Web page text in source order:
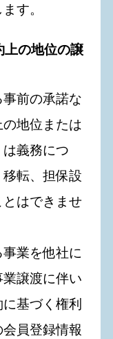
す。
の地位の譲
前の承諾な
地位または
義務につ
転、担保設
はできませ
業を他社に
譲渡に伴い
基づく権利
員登録情報